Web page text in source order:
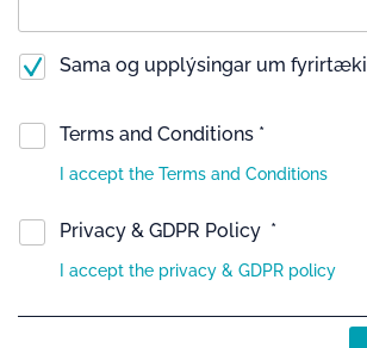
Sama og upplýsingar um fyrirtæki
Terms and Conditions *
I accept the Terms and Conditions
Privacy & GDPR Policy *
I accept the privacy & GDPR policy